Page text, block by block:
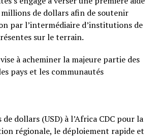
millions de dollars afin de soutenir
par l’intermédiaire d’institutions de
sur le terrain.
à acheminer la majeure partie des
pays et les communautés
dollars (USD) à l’Africa CDC pour la
régionale, le déploiement rapide et